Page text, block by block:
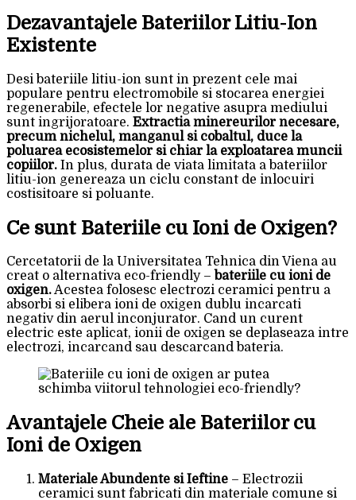
Dezavantajele Bateriilor Litiu-Ion
Existente
Desi bateriile litiu-ion sunt in prezent cele mai
populare pentru electromobile si stocarea energiei
regenerabile, efectele lor negative asupra mediului
sunt ingrijoratoare. Extractia minereurilor necesare,
precum nichelul, manganul si cobaltul, duce la
poluarea ecosistemelor si chiar la exploatarea muncii
copiilor. In plus, durata de viata limitata a bateriilor
litiu-ion genereaza un ciclu constant de inlocuiri
costisitoare si poluante.
Ce sunt Bateriile cu Ioni de Oxigen?
Cercetatorii de la Universitatea Tehnica din Viena au
creat o alternativa eco-friendly – bateriile cu ioni de
oxigen.Acestea folosesc electrozi ceramici pentru a
absorbi si elibera ioni de oxigen dublu incarcati
negativ din aerul inconjurator. Cand un curent
electric este aplicat, ionii de oxigen se deplaseaza intre
electrozi, incarcand sau descarcand bateria.
Avantajele Cheie ale Bateriilor cu
Ioni de Oxigen
Materiale Abundente si Ieftine – Electrozii
ceramici sunt fabricati din materiale comune si